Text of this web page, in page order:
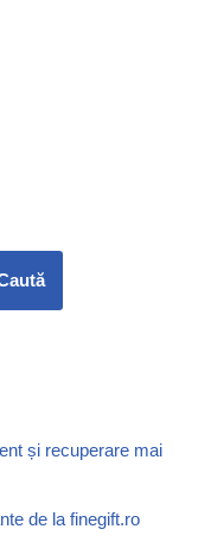
și recuperare mai
de la finegift.ro